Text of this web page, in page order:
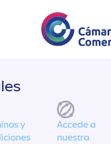
y
Accede a
nuestra